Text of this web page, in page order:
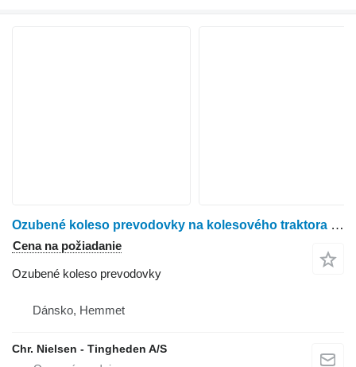
Ozubené koleso prevodovky na kolesového traktora John Deere 6200
Cena na požiadanie
Ozubené koleso prevodovky
Dánsko, Hemmet
Chr. Nielsen - Tingheden A/S